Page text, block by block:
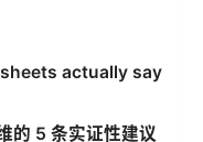
actually say
的 5 条实证性建议